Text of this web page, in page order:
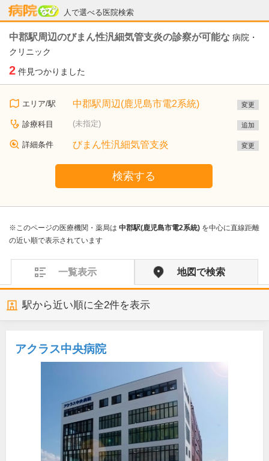
人で選べる医院検索
病院なび
中郡駅周辺のびまん性汎細気管支炎の診察が可能な 病院・
クリニック
2 件見つかりました
エリア/駅 中郡駅周辺(鹿児島市電2系統) 変更
診療科目 (未指定) 追加
詳細条件 びまん性汎細気管支炎 変更
検索する
※このページの医療機関・薬局は 中郡駅(鹿児島市電2系統) を中心に直線距離
の近い順で表示されています
一覧表示 地図で検索
駅から近い順に全2件を表示
アクラス中央病院